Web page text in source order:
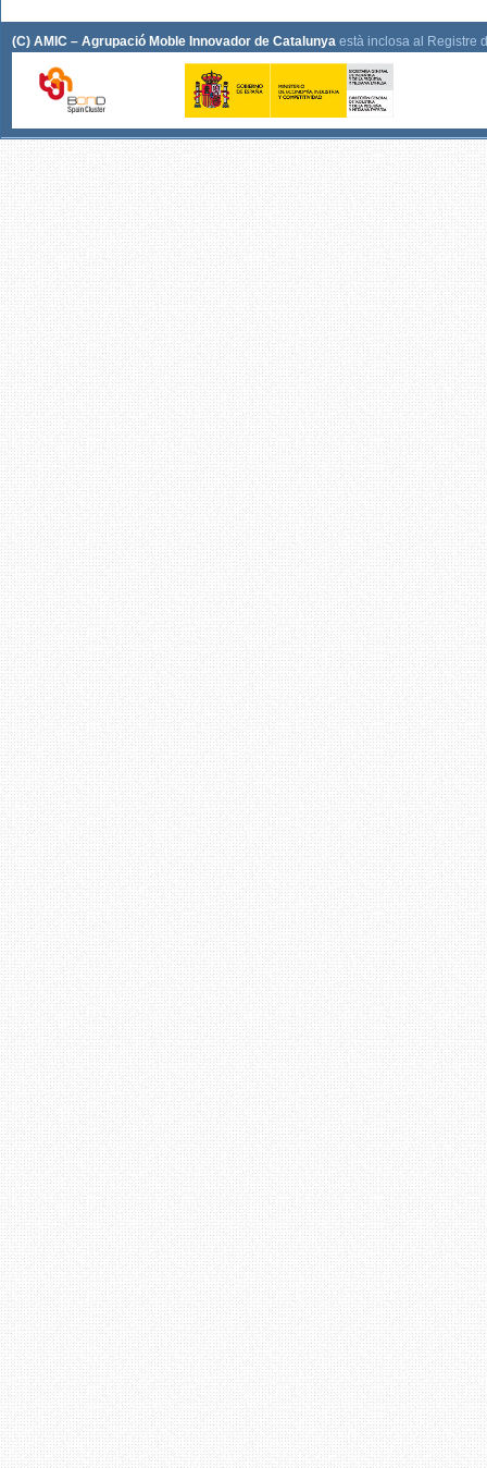
(C) AMIC – Agrupació Moble Innovador de Catalunya està inclosa al Registre